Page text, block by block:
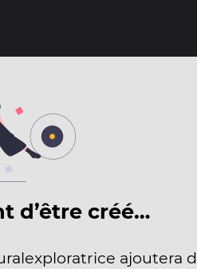
d’être créé…
ajoutera